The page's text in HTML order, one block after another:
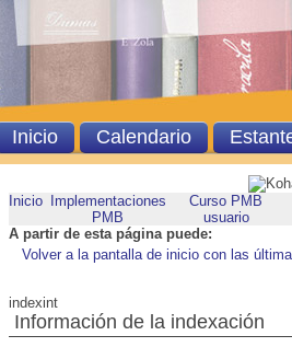
Inicio
Implementaciones
PMB
Curso PMB
usuario
A partir de esta página puede:
Volver a la pantalla de inicio con las
indexint
Información de la indexación
Inicio Calendario